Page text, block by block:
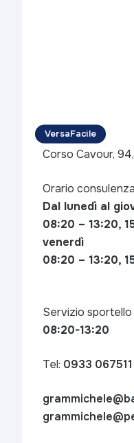
VersaFacile
Corso Cavour,
Orario consulenza
Dal lunedì al
08:20 – 13:20,
venerdì
08:20 – 13:20,
Servizio sportello
08:20-13:20
Tel: 0933 067511